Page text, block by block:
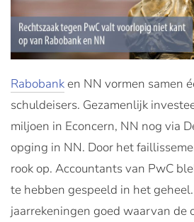
Rabobank en NN vormen samen
schuldeisers. Gezamenlijk
miljoen in Econcern, NN nog via
opging in NN. Door het
rook op. Accountants van PwC
te hebben gespeeld in het
jaarrekeningen goed waarvan de